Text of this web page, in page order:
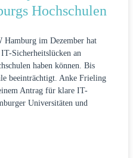
Hochschulen
im Dezember hat
Sicherheitslücken an
haben können. Bis
beeinträchtigt. Anke Frieling
Antrag für klare IT-
Universitäten und